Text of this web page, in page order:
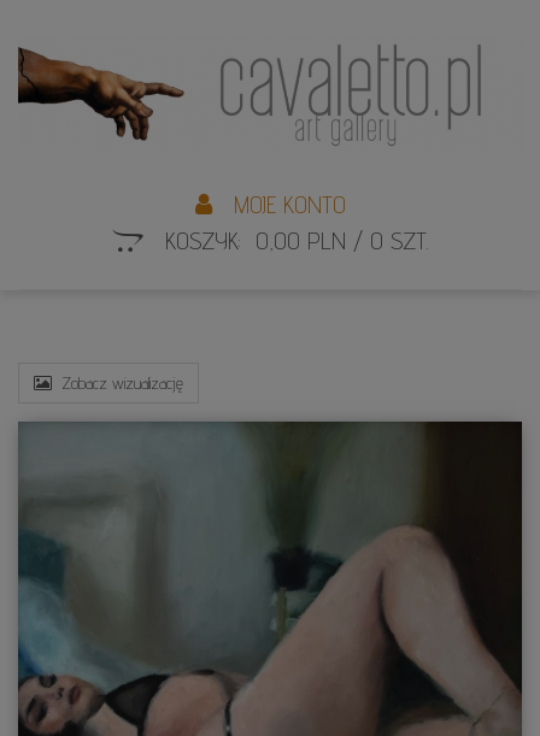
MOJE KONTO
KOSZYK: 0,00 PLN / 0 SZT.
Zobacz wizualizację